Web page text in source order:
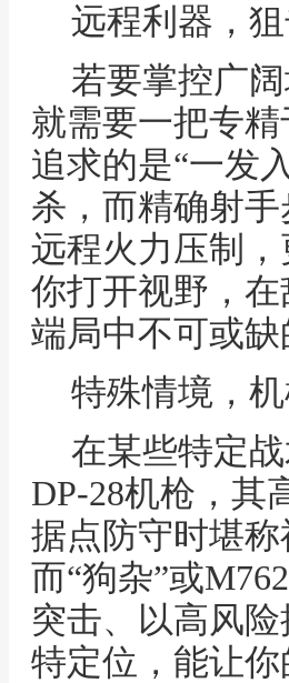
远程利器，
若要掌控广
就需要一把专
追求的是“一发
杀，而精确射
远程火力压制
你打开视野，
端局中不可或缺
特殊情境，
在某些特定
DP-28机枪，其
据点防守时堪
而“狗杂”或
突击、以高风
特定位，能让